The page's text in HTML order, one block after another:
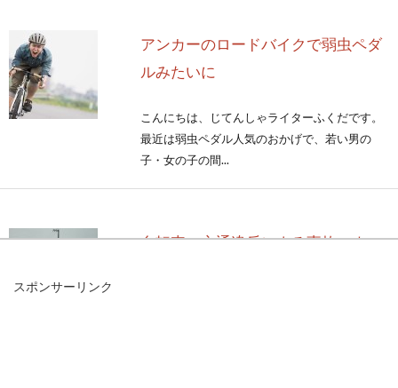
アンカーのロードバイクで弱虫ペダ
ルみたいに
こんにちは、じてんしゃライターふくだです。
最近は弱虫ペダル人気のおかげで、若い男の
子・女の子の間...
自転車の交通違反による事故、ネッ
スポンサーリンク